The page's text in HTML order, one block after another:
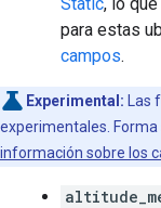
para estas
campos.
Experimental: Las
experimentales. Forma
información sobre los